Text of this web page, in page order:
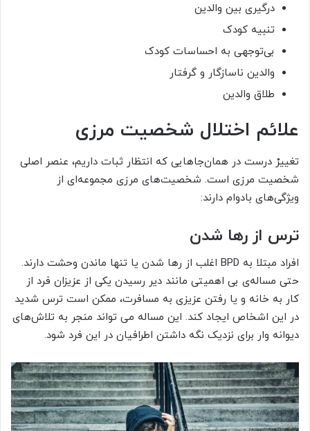
درگیری بین والدین
تنبیه کودک
بی‌توجهی به احساسات کودک
والدین ناسازگار و گرفتار
طلاق والدین
علائم اختلال شخصیت مرزی
تغییرْ درست در همان‌‌جاهایی که انتظار ثبات داریم، عنصر اصلی
شخصیت مرزی است. شخصیت‌های مرزی مجموعه‌ای از
ویژگی‌های بادوام دارند:
ترس از رها شدن
افراد مبتلا به BPD اغلب از رها شدن یا تنها ماندن وحشت دارند.
حتی مساله‌ی بی اهمیتی مانند دیر رسیدن یکی از عزیزان فرد از
کار به خانه و یا رفتن عزیزی به مسافرت، ممکن است ترس شدید
در این اشخاص ایجاد کند. این مساله می تواند منجر به تلاش‌های
دیوانه وار برای نزدیک نگه داشتن اطرافیان در این فرد شود.